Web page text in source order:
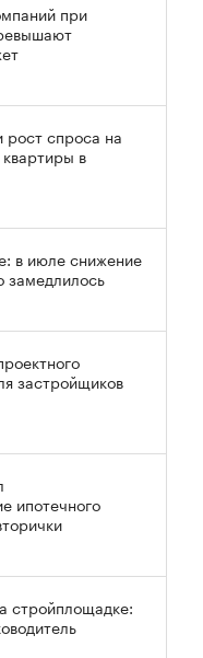
при
рост спроса на
в
в июле снижение
замедлилось
застройщиков
ипотечного
стройплощадке: